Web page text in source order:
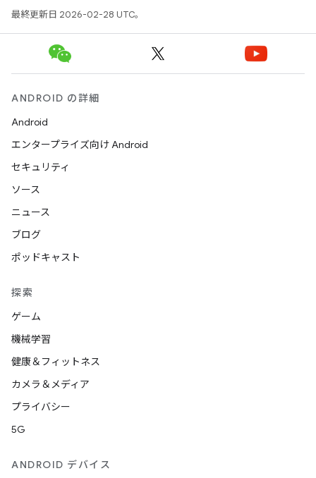
最終更新日 2026-02-28 UTC。
ANDROID の詳細
Android
エンタープライズ向け Android
セキュリティ
ソース
ニュース
ブログ
ポッドキャスト
探索
ゲーム
機械学習
健康＆フィットネス
カメラ＆メディア
プライバシー
5G
ANDROID デバイス